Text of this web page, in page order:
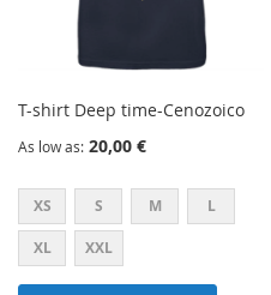
T-shirt Deep time-Cenozoico
As low as 20,00 €
XS S M L
XL XXL